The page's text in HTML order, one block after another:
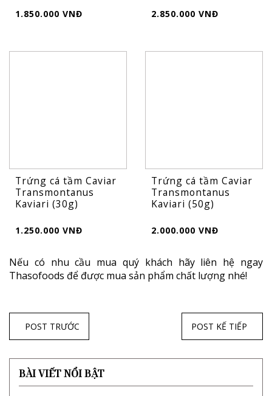
1.850.000 VNĐ 2.850.000 VNĐ
Trứng cá tầm Caviar
Transmontanus
Kaviari (30g)
1.250.000 VNĐ
Trứng cá tầm Caviar
Transmontanus
Kaviari (50g)
2.000.000 VNĐ
Nếu có nhu cầu mua quý khách hãy liên hệ ngay
Thasofoods để được mua sản phẩm chất lượng nhé!
POST TRƯỚC POST KẾ TIẾP
BÀI VIẾT NỔI BẬT